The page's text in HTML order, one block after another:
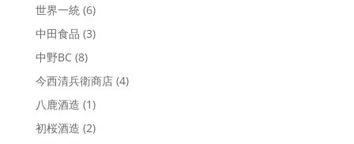
世界一統 (6)
中田食品 (3)
中野BC (8)
今西清兵衛商店 (4)
八鹿酒造 (1)
初桜酒造 (2)